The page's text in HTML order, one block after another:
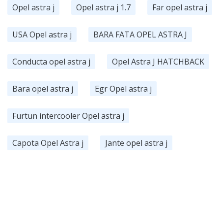
Opel astra j Opel astra j 1.7 Far opel astra j
USA Opel astra j BARA FATA OPEL ASTRA J
Conducta opel astra j Opel Astra J HATCHBACK
Bara opel astra j Egr Opel astra j
Furtun intercooler Opel astra j
Capota Opel Astra j Jante opel astra j